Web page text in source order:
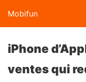
Mobifun
iPhone
ventes qui